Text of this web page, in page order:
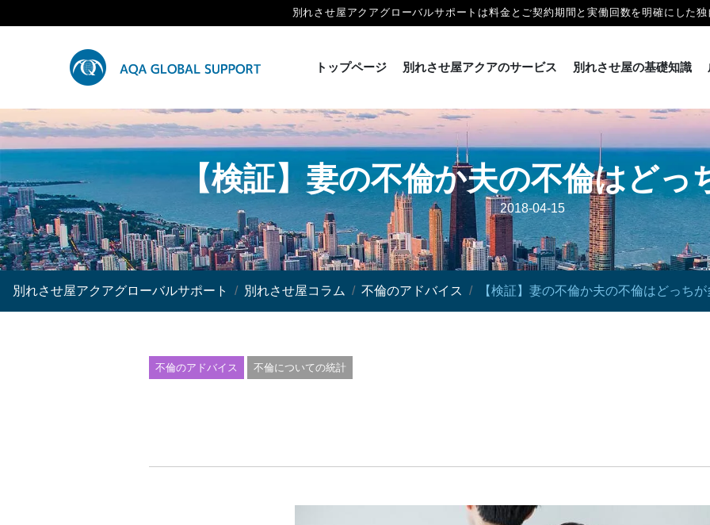
別れさせ屋アクアグローバルサポートは料金とご契約期間と実働回数を明確にした
トップページ 別れさせ屋アクアのサービス 別れさせ屋の基礎知識
【検証】妻の不倫か夫の不倫はどっ
2018-04-15
別れさせ屋アクアグローバルサポート 別れさせ屋コラム 不倫のアドバイス 【検証】妻の不倫か夫の不倫はどっち
不倫のアドバイス 不倫についての統計